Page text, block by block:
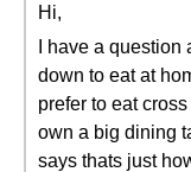
Hi,
I have a
down to eat at
prefer to eat
own a big dining
says thats just